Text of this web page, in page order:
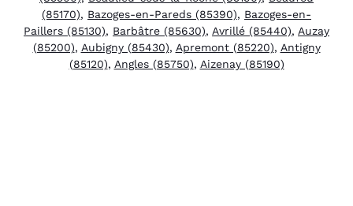
(85170), Bazoges-en-Pareds (85390), Bazoges-en-
Paillers (85130), Barbâtre (85630), Avrillé (85440), Auzay
(85200), Aubigny (85430), Apremont (85220), Antigny
(85120), Angles (85750), Aizenay (85190)